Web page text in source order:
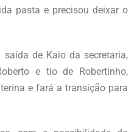
pasta e precisou deixar o
saída de Kaio da secretaria,
e tio de Robertinho,
e fará a transição para